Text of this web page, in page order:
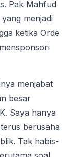
Pak Mahfud
menjadi
ketika Orde
menjabat
besar
Saya hanya
berusaha
Tak habis-